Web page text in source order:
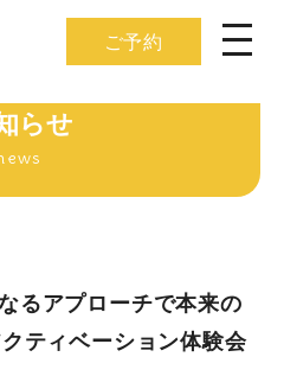
ご予約
らせ
るアプローチで本来の
ティベーション体験会